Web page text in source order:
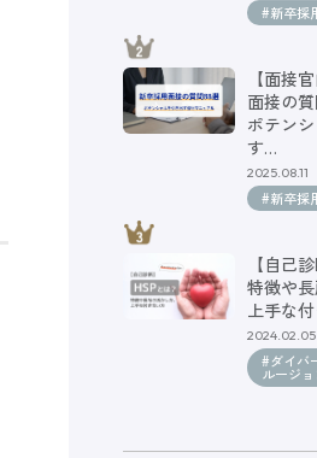
#新卒採
【面接
面接の質
ポテン
す…
2025.08.11
#新卒採
【自己
特徴や長
上手な
2024.02.05
#ダイバ
ルージョ